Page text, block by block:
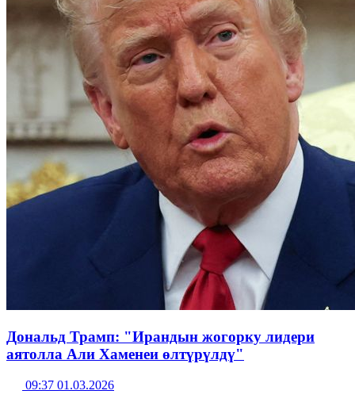
Дональд Трамп: "Ирандын жогорку лидери
аятолла Али Хаменеи өлтүрүлдү"
09:37 01.03.2026